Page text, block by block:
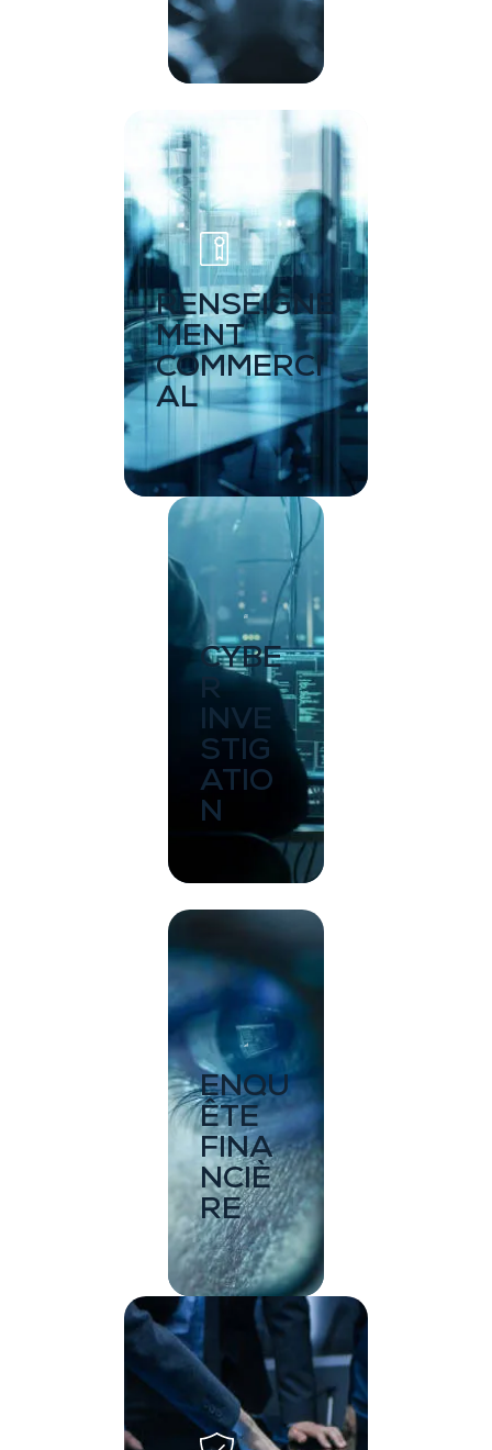
RENSEIGNE
MENT
COMMERCI
AL
CYBE
R
INVE
STIG
ATIO
N
ENQU
ÊTE
FINA
NCIÈ
RE